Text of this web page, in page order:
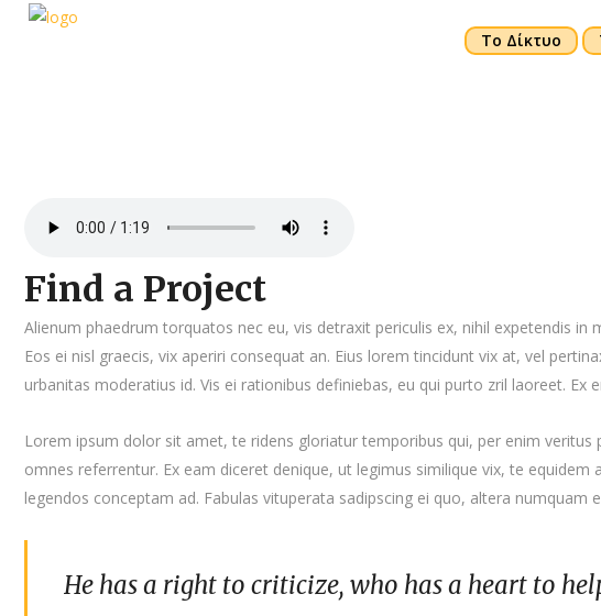
Το Δίκτυο
Find a Project
Alienum phaedrum torquatos nec eu, vis detraxit periculis ex, nihil expetendis in
Eos ei nisl graecis, vix aperiri consequat an. Eius lorem tincidunt vix at, vel
urbanitas moderatius id. Vis ei rationibus definiebas, eu qui purto zril laoreet.
Lorem ipsum dolor sit amet, te ridens gloriatur temporibus qui, per enim
omnes referrentur. Ex eam diceret denique, ut legimus similique vix, te equidem
legendos conceptam ad. Fabulas vituperata sadipscing ei quo, altera numquam
He has a right to criticize, who has a heart to